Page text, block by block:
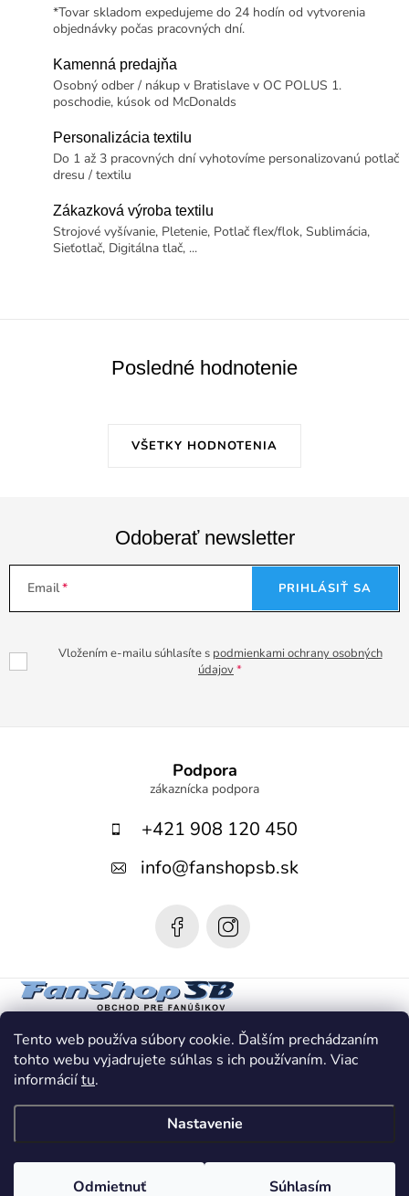
Tento web používa súbory cookie. Ďalším prechádzaním
tohto webu vyjadrujete súhlas s ich používaním. Viac
informáciítu.
Nastavenie
Odmietnuť Súhlasím
*Tovar skladom expedujeme do 24 hodín od vytvorenia
objednávky počas pracovných dní.
Kamenná predajňa
Osobný odber / nákup v Bratislave v OC POLUS 1.
poschodie, kúsok od McDonalds
Personalizácia textilu
Do 1 až 3 pracovných dní vyhotovíme personalizovanú potlač
dresu / textilu
Zákazková výroba textilu
Strojové vyšívanie, Pletenie, Potlač flex/flok, Sublimácia,
Sieťotlač, Digitálna tlač, ...
Posledné hodnotenie
VŠETKY HODNOTENIA
Odoberať newsletter
Email
Vložením e-mailu súhlasíte s podmienkami ochrany osobných
údajov
PRIHLÁSIŤ SA
Podpora
+421 908 120 450
info@fanshopsb.sk
Copyright 2026Fanshop SB. Všetky práva vyhradené.